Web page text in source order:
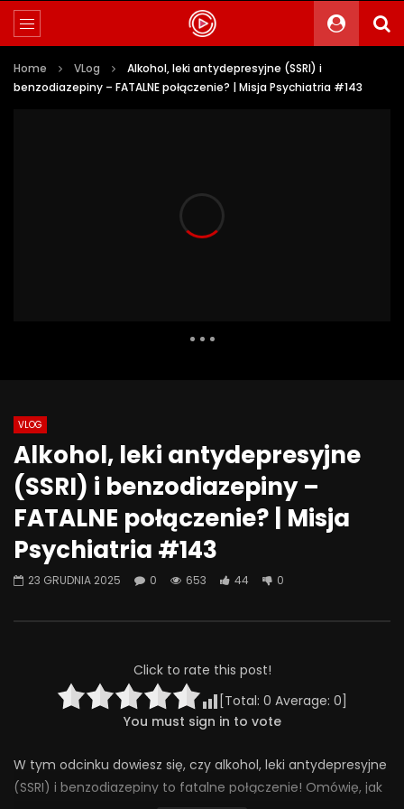
Home VLog
Alkohol, leki antydepresyjne (SSRI) i
benzodiazepiny – FATALNE połączenie? | Misja Psychiatria #143
VLOG
Alkohol, leki antydepresyjne
(SSRI) i benzodiazepiny –
FATALNE połączenie? | Misja
Psychiatria #143
23 GRUDNIA 2025 0 653 44 0
Click to rate this post!
[Total: 0 Average: 0]
You must sign in to vote
W tym odcinku dowiesz się, czy alkohol, leki antydepresyjne
(SSRI) i benzodiazepiny to fatalne połączenie! Omówię, jak